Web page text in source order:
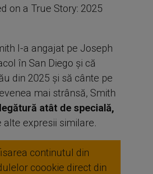
on a True Story: 2025
l-a angajat pe Joseph
în San Diego şi că
din 2025 şi să cânte pe
mai strânsă, Smith
atât de specială,
alte expresii similare.
continutul din
coookie direct din